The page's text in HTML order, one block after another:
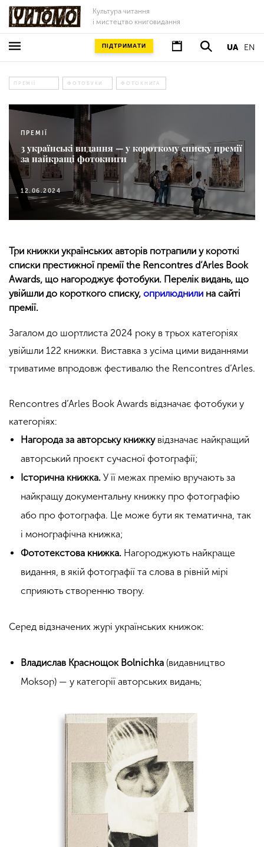
Культура читання
і мистецтво книговидання
UA EN
ПІДТРИМАТИ
ПРЕМІЇ ФОТОБУКИ ФОТОКНИГА
ПРЕМІЇ
3 українські видання — у короткому списку премії
за найкращі фотокниги
12.06.2024
Три книжки українських авторів потрапили у короткі
списки престижної премії the Rencontres d’Arles Book
Awards, що нагороджує фотобуки. Перелік видань, що
увійшли до короткого списку, оприлюднили на сайті
премії.
Загалом до шортлиста 2024 року в трьох категоріях
увійшли 122 книжки. Виставка з усіма цими виданнями
триватиме впродовж фестивалю the Rencontres d’Arles.
Rencontres d’Arles Book Awards відзначає фотобуки у
категоріях:
Нагорода за авторську книжкувідзначає найкращий
авторський проєкт сучасної фотографії;
Історична книжка. У її межах премію вручають за
найкращу документальну книжку про фотографію
або про фотографа. Це може бути як тематична, так
і монографічна книжка;
Фототекстова книжка. Нагороджують найкраще
видання, в якій фотографії та слова в рівній мірі
сприяють створенню твору.
Серед відзначених журі українських книжок:
Владислав Краснощок Bolnichka (видавництво
Moksop) — у категорії авторських видань;